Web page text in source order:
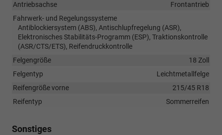
Antriebsachse
Frontantrieb
Fahrwerk- und Regelungssysteme
Antiblockiersystem (ABS), Antischlupfregelung (ASR),
Elektronisches Stabilitäts-Programm (ESP), Traktionskontrolle
(ASR/CTS/ETS), Reifendruckkontrolle
Felgengröße
18 Zoll
Felgentyp
Leichtmetallfelge
Reifengröße vorne
215/45 R18
Reifentyp
Sommerreifen
Sonstiges